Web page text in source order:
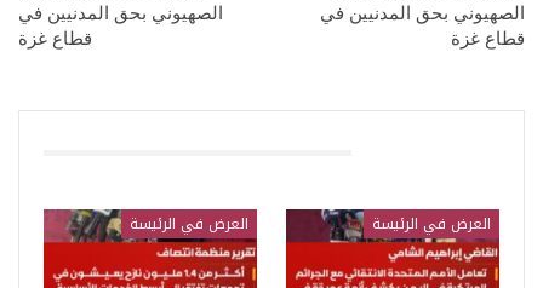
الصهيوني بحق المدنيين في
قطاع غزة
الصهيوني بحق المدنيين في
قطاع غزة
العرض في الرئيسة العرض في الرئيسة